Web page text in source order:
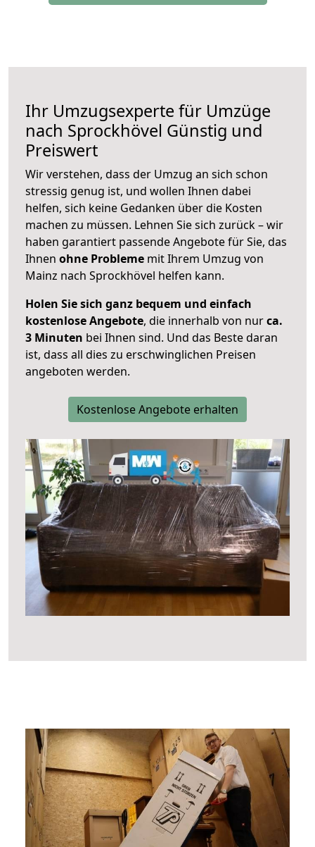
Ihr Umzugsexperte für Umzüge
nach Sprockhövel Günstig und
Preiswert
Wir verstehen, dass der Umzug an sich schon
stressig genug ist, und wollen Ihnen dabei
helfen, sich keine Gedanken über die Kosten
machen zu müssen. Lehnen Sie sich zurück – wir
haben garantiert passende Angebote für Sie, das
Ihnen ohne Probleme mit Ihrem Umzug von
Mainz nach Sprockhövel helfen kann.
Holen Sie sich ganz bequem und einfach
kostenlose Angebote, die innerhalb von nurca.
3 Minuten bei Ihnen sind. Und das Beste daran
ist, dass all dies zu erschwinglichen Preisen
angeboten werden.
Kostenlose Angebote erhalten